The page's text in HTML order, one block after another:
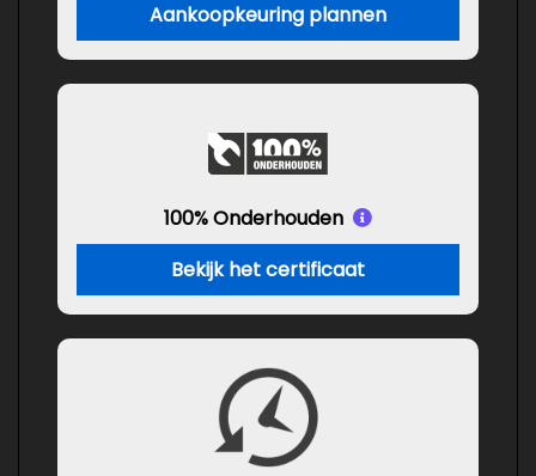
Aankoopkeuring plannen
100% Onderhouden
Bekijk het certificaat